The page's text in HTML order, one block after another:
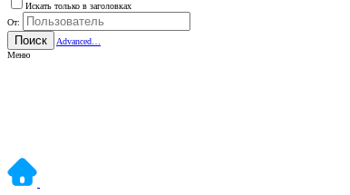
Искать только в заголовках
От:
Поиск
Advanced…
Меню